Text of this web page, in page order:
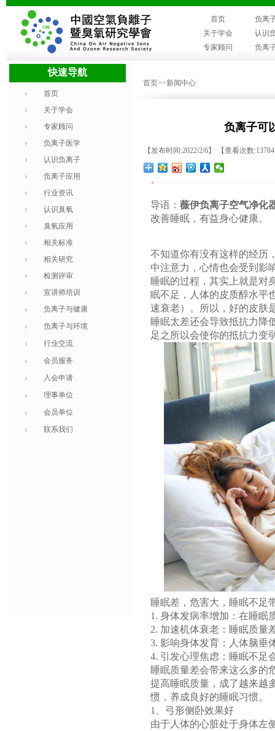
首页
负离
关于学会
认识
专家顾问
负离
快速导航
首页
关于学会
专家顾问
负离子医学
认识负离子
负离子应用
行业资讯
认识臭氧
臭氧应用
相关标准
相关研究
检测评审
宣讲师培训
负离子与健康
负离子与环境
行业交流
会员服务
入会申请
理事单位
会员单位
联系我们
首页>>新闻中心
负离子可
【发布时间:2022/2/6】 【查看次数
+
导语： 薇伊负离子空气净化
改善睡眠，有益身心健康。
不知道你有没有这样的经历
中注意力，心情也会受到影
睡眠的过程，其实上就是对
眠不足，人体的皮质醇水平
速衰老）。所以，好的皮肤
睡眠太差还会导致抵抗力降
足之所以会使你的抵抗力变
睡眠差，危害大，睡眠不足
1. 身体发病率增加：在睡眠
2. 加速机体衰老：睡眠质量
3. 影响身体发育：人体脑垂
4. 引发心理焦虑：睡眠不足
睡眠质量差会带来这么多的
提高睡眠质量，成了越来越
惯，养成良好的睡眠习惯。
1、弓形侧卧效果好
由于人体的心脏处于身体左